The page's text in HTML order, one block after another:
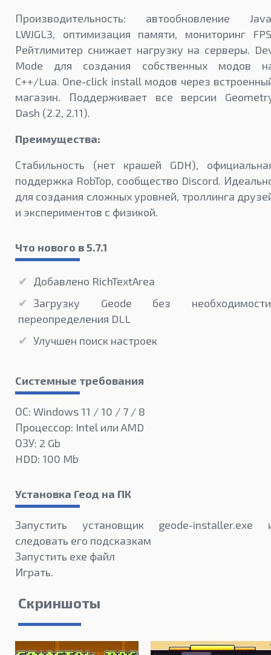
Производительность: автообновление
LWJGL3, оптимизация памяти, мониторинг
Рейтлимитер снижает нагрузку на серверы.
Mode для создания собственных модов
C++/Lua. One-click install модов через
магазин. Поддерживает все версии
Dash (2.2, 2.11).
Преимущества:
Стабильность (нет крашей GDH),
поддержка RobTop, сообщество Discord.
для создания сложных уровней, троллинга
и экспериментов с физикой.
Что нового в 5.7.1
Добавлено RichTextArea
Загрузку Geode без необходимости
переопределения DLL
Улучшен поиск настроек
Системные требования
ОС: Windows 11 / 10 / 7 / 8
Процессор: Intel или AMD
ОЗУ: 2 Gb
HDD: 100 Mb
Установка Геод на ПК
Запустить установщик geode-installer.exe
следовать его подсказкам
Запустить exe файл
Играть.
Скриншоты